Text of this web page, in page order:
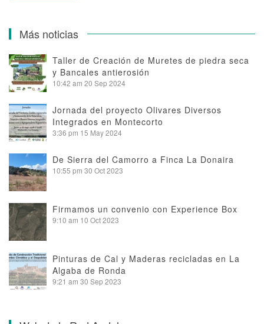
Más noticias
Taller de Creación de Muretes de piedra seca
y Bancales antierosión
10:42 am 20 Sep 2024
Jornada del proyecto Olivares Diversos
Integrados en Montecorto
3:36 pm 15 May 2024
De Sierra del Camorro a Finca La Donaira
10:55 pm 30 Oct 2023
Firmamos un convenio con Experience Box
9:10 am 10 Oct 2023
Pinturas de Cal y Maderas recicladas en La
Algaba de Ronda
9:21 am 30 Sep 2023